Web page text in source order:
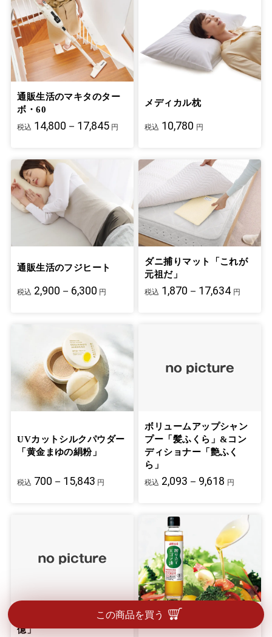
この商品を買う
通販生活のマキタのター
ボ・60
税込 14,800－17,845 円
メディカル枕
税込 10,780 円
通販生活のフジヒート
税込 2,900－6,300 円
ダニ捕りマット「これが
元祖だ」
税込 1,870－17,634 円
UVカットシルクパウダー
「黄金まゆの絹粉」
税込 700－15,843 円
ボリュームアップシャン
プー「髪ふくら」&コン
ディショナー「艶ふく
ら」
税込 2,093－9,618 円
植物乳酸菌飲料「毎日千
億」